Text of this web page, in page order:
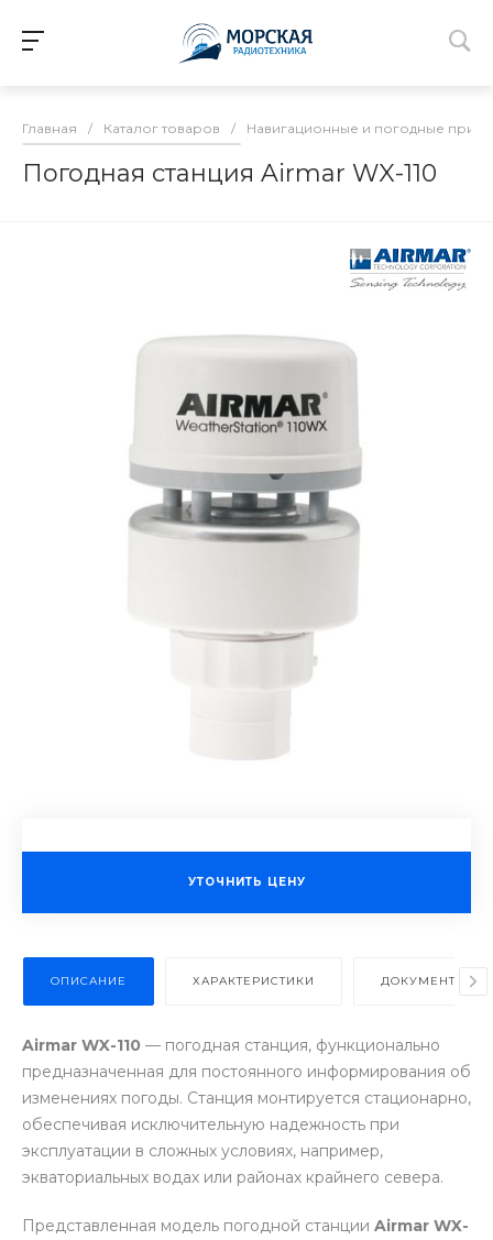
Главная / Каталог товаров / Навигационные и погодные
Погодная станция Airmar WX-110
УТОЧНИТЬ ЦЕНУ
ОПИСАНИЕ ХАРАКТЕРИСТИКИ ДОКУМЕНТЫ
Airmar WX-110 — погодная станция, функционально
предназначенная для постоянного информирования об
изменениях погоды. Станция монтируется стационарно,
обеспечивая исключительную надежность при
эксплуатации в сложных условиях, например,
экваториальных водах или районах крайнего севера.
Представленная модель погодной станции Airmar WX-